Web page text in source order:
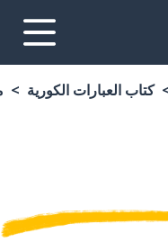
كتاب العبارات الكورية